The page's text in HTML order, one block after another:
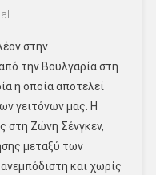
στην
την Βουλγαρία στη
η οποία αποτελεί
γειτόνων μας. Η
στη Ζώνη Σένγκεν,
μεταξύ των
και χωρίς